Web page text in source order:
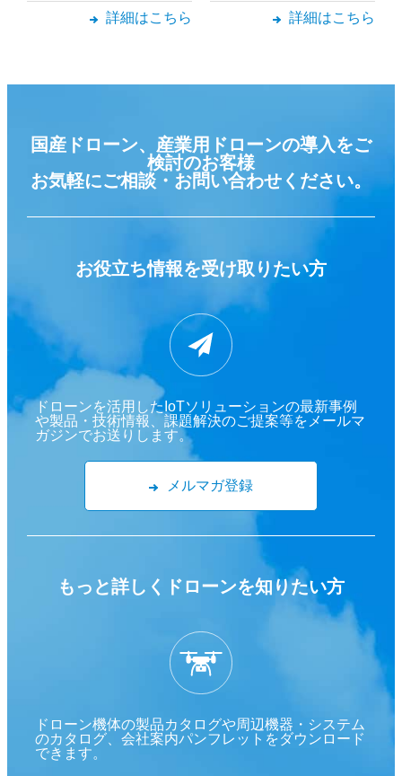
詳細はこちら 詳細はこちら
国産ドローン、産業用ドローンの導入をご
検討のお客様
お気軽にご相談・お問い合わせください。
お役立ち情報を受け取りたい方
ドローンを活用したIoTソリューションの最新事例
や製品・技術情報、課題解決のご提案等をメールマ
ガジンでお送りします。
メルマガ登録
もっと詳しくドローンを知りたい方
ドローン機体の製品カタログや周辺機器・システム
のカタログ、会社案内パンフレットをダウンロード
できます。